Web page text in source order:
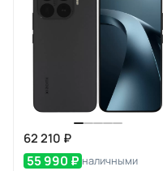
62 210 ₽
55 990 ₽ наличными